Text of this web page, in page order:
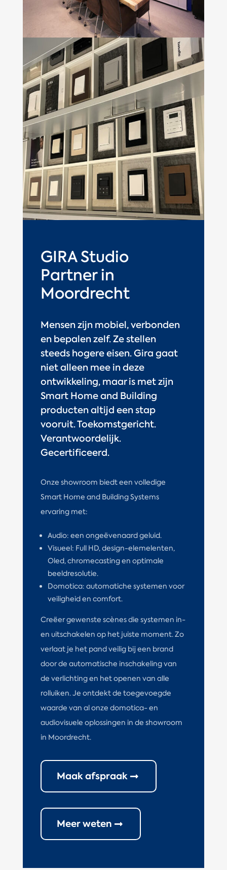
GIRA Studio
Partner in
Moordrecht
Mensen zijn mobiel, verbonden
en bepalen zelf. Ze stellen
steeds hogere eisen. Gira gaat
niet alleen mee in deze
ontwikkeling, maar is met zijn
Smart Home and Building
producten altijd een stap
vooruit. Toekomstgericht.
Verantwoordelijk.
Gecertificeerd.
Onze showroom biedt een volledige
Smart Home and Building Systems
ervaring met:
Audio: een ongeëvenaard geluid.
Visueel: Full HD, design-elemelenten,
Oled, chromecasting en optimale
beeldresolutie.
Domotica: automatiche systemen voor
veiligheid en comfort.
Creëer gewenste scènes die systemen in-
en uitschakelen op het juiste moment. Zo
verlaat je het pand veilig bij een brand
door de automatische inschakeling van
de verlichting en het openen van alle
rolluiken. Je ontdekt de toegevoegde
waarde van al onze domotica- en
audiovisuele oplossingen in de showroom
in Moordrecht.
Maak afspraak
Meer weten